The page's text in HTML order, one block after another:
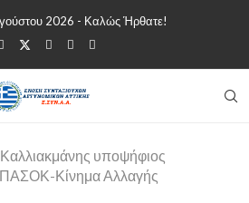
2026 - Καλώς Ήρθατε!
υποψήφιος
ΠΑΣΟΚ-Κίνημα Αλλαγής